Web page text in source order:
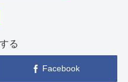
る
Facebook